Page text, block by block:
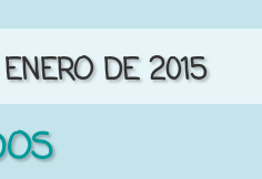
DE 2015